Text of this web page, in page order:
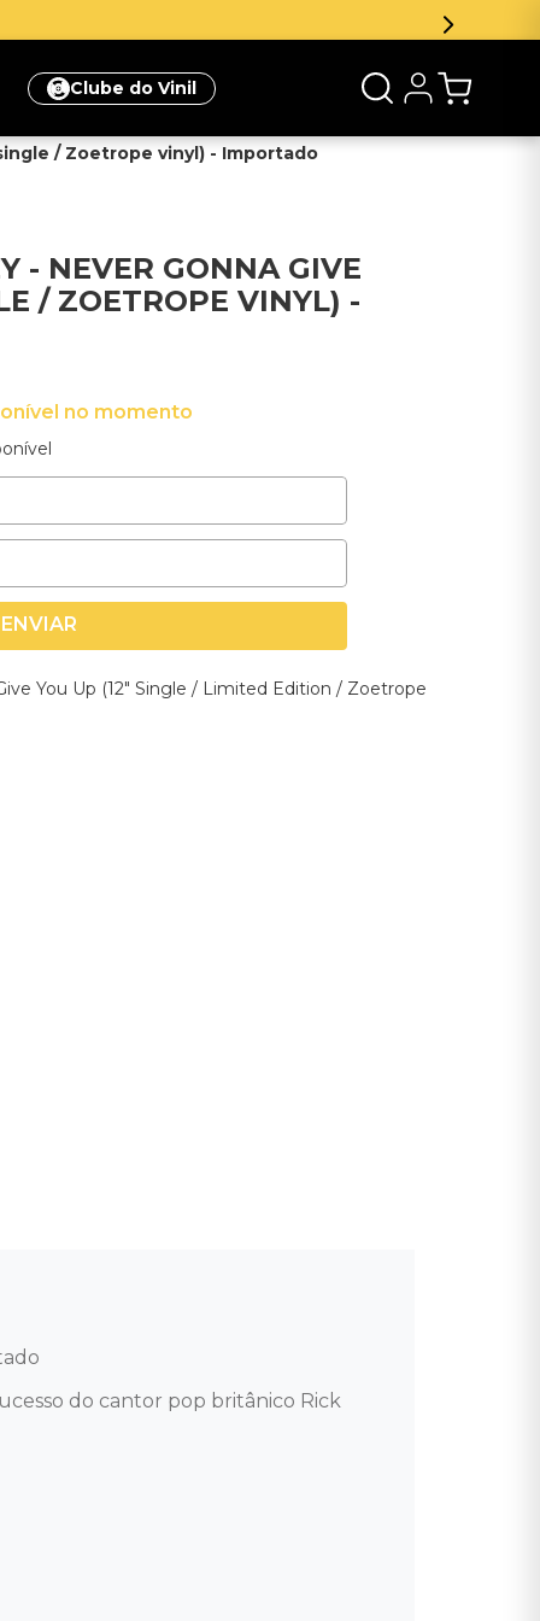
ganhe 5% de desconto na sua primeira compra
Clube do Vinil
/ Zoetrope vinyl) - Importado
- NEVER GONNA GIVE
/ ZOETROPE VINYL) -
no momento
ENVIAR
You Up (12" Single / Limited Edition / Zoetrope
do cantor pop britânico Rick